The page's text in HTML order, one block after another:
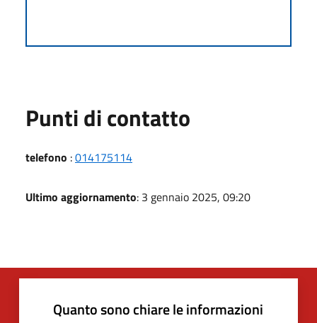
Punti di contatto
telefono :014175114
Ultimo aggiornamento: 3 gennaio 2025, 09:20
Quanto sono chiare le informazioni